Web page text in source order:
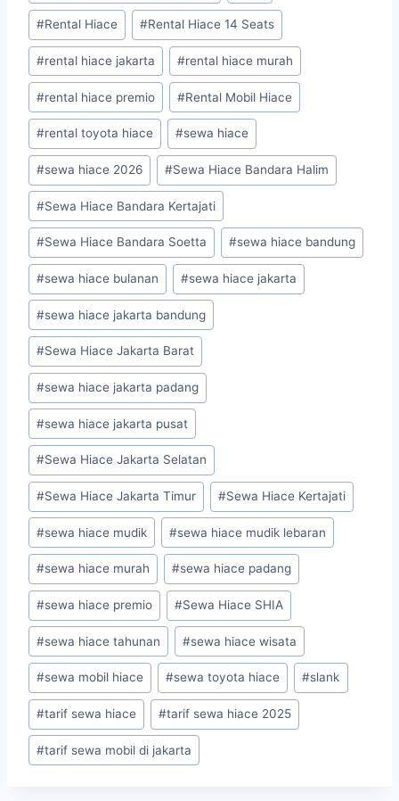
#Rental Hiace #Rental Hiace 14 Seats
#rental hiace jakarta #rental hiace murah
#rental hiace premio #Rental Mobil Hiace
#rental toyota hiace #sewa hiace
#sewa hiace 2026 #Sewa Hiace Bandara Halim
#Sewa Hiace Bandara Kertajati
#Sewa Hiace Bandara Soetta #sewa hiace bandung
#sewa hiace bulanan #sewa hiace jakarta
#sewa hiace jakarta bandung
#Sewa Hiace Jakarta Barat
#sewa hiace jakarta padang
#sewa hiace jakarta pusat
#Sewa Hiace Jakarta Selatan
#Sewa Hiace Jakarta Timur #Sewa Hiace Kertajati
#sewa hiace mudik #sewa hiace mudik lebaran
#sewa hiace murah #sewa hiace padang
#sewa hiace premio #Sewa Hiace SHIA
#sewa hiace tahunan #sewa hiace wisata
#sewa mobil hiace #sewa toyota hiace #slank
#tarif sewa hiace #tarif sewa hiace 2025
#tarif sewa mobil di jakarta